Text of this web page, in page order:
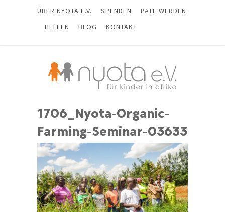
ÜBER NYOTA E.V. SPENDEN
PATE WERDEN
HELFEN
BLOG KONTAKT
1706_Nyota-Organic-
Farming-Seminar-03633